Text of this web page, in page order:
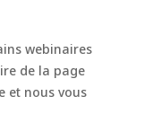
webinaires
de la page
et nous vous